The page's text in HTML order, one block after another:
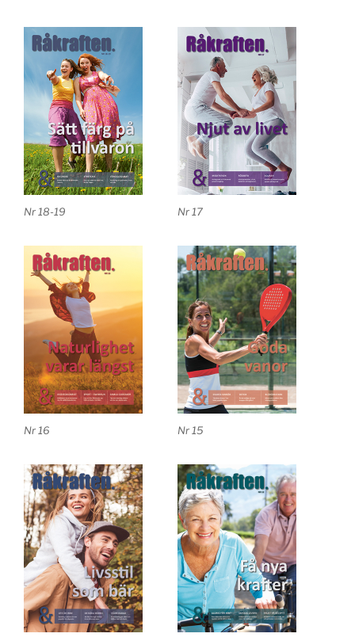
Nr 18-19 Nr 17
Nr 16 Nr 15